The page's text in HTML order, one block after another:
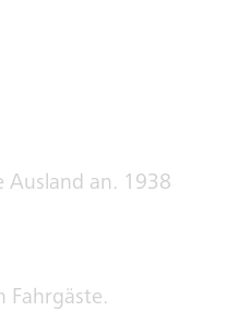
Ausland an. 1938
Fahrgäste.